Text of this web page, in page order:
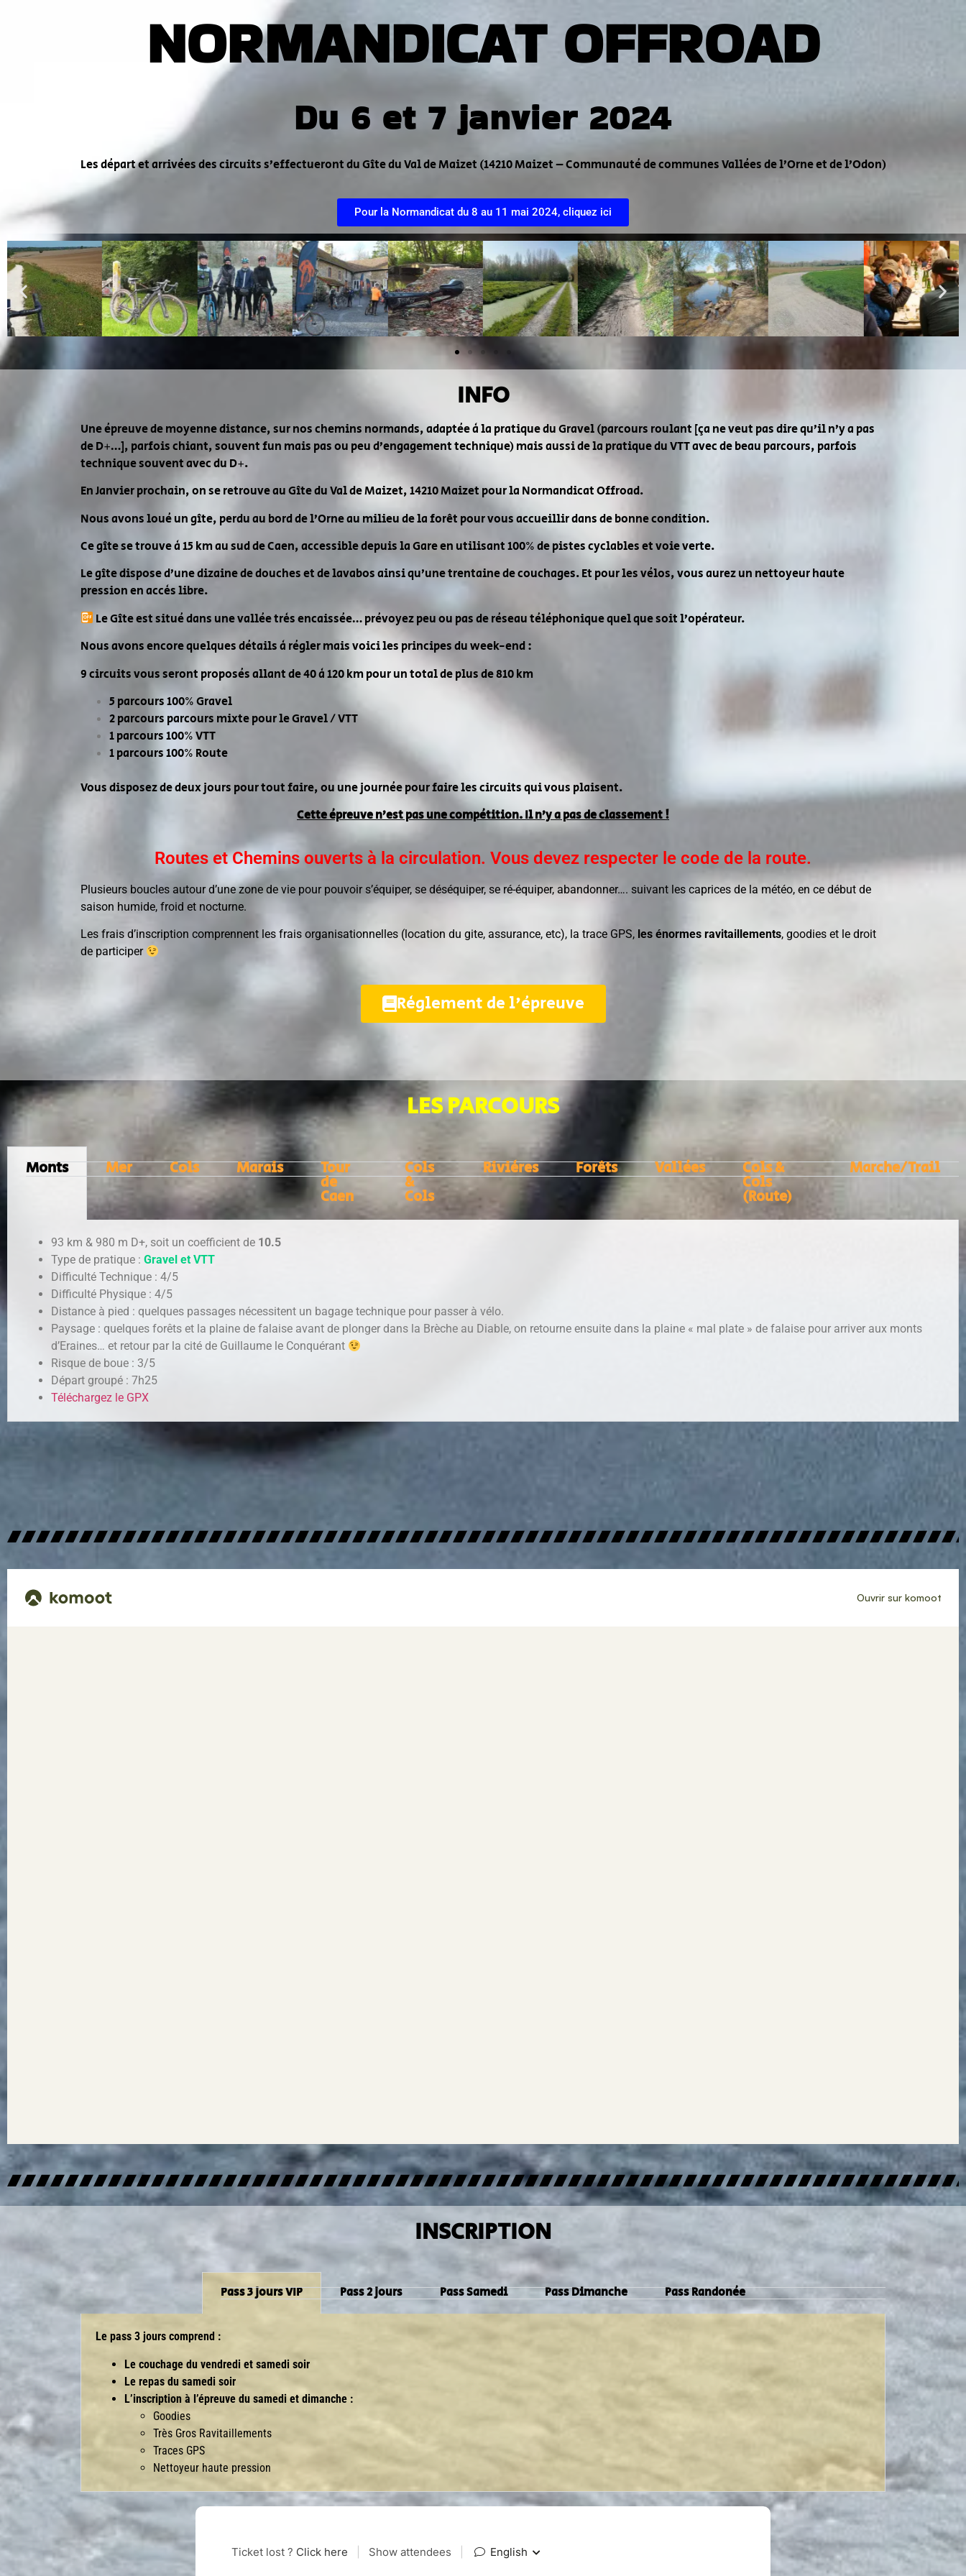
NORMANDICAT OFFROAD
Du 6 et 7 janvier 2024
Les départ et arrivées des circuits s’effectueront du Gîte du Val de Maizet (14210 Maizet – Communauté de communes Vallées de l’Orne et de l’Odon)
Pour la Normandicat du 8 au 11 mai 2024, cliquez ici
INFO
Une épreuve de moyenne distance, sur nos chemins normands, adaptée à la pratique du Gravel (parcours roulant [ça ne veut pas dire qu’il n’y a pas
de D+…], parfois chiant, souvent fun mais pas ou peu d’engagement technique) mais aussi de la pratique du VTT avec de beau parcours, parfois
technique souvent avec du D+.
En Janvier prochain, on se retrouve au Gîte du Val de Maizet, 14210 Maizet pour la Normandicat Offroad.
Nous avons loué un gîte, perdu au bord de l’Orne au milieu de la forêt pour vous accueillir dans de bonne condition.
Ce gîte se trouve à 15 km au sud de Caen, accessible depuis la Gare en utilisant 100% de pistes cyclables et voie verte.
Le gîte dispose d’une dizaine de douches et de lavabos ainsi qu’une trentaine de couchages. Et pour les vélos, vous aurez un nettoyeur haute
pression en accès libre.
Le Gîte est situé dans une vallée très encaissée… prévoyez peu ou pas de réseau téléphonique quel que soit l’opérateur.
Nous avons encore quelques détails à régler mais voici les principes du week-end :
9 circuits vous seront proposés allant de 40 à 120 km pour un total de plus de 810 km
5 parcours 100% Gravel
2 parcours parcours mixte pour le Gravel / VTT
1 parcours 100% VTT
1 parcours 100% Route
Vous disposez de deux jours pour tout faire, ou une journée pour faire les circuits qui vous plaisent.
Cette épreuve n’est pas une compétition. Il n’y a pas de classement !
Routes et Chemins ouverts à la circulation. Vous devez respecter le code de la route.​
Plusieurs boucles autour d’une zone de vie pour pouvoir s’équiper, se déséquiper, se ré-équiper, abandonner…. suivant les caprices de la météo, en ce début de
saison humide, froid et nocturne.
Les frais d’inscription comprennent les frais organisationnelles (location du gite, assurance, etc), la trace GPS, les énormes ravitaillements, goodies et le droit
de participer
Règlement de l'épreuve
LES PARCOURS
Monts Mer Cols Marais Tour
de
Caen
Cols
&
Cols
Rivières Forêts Vallées Cols &
Cols
(Route)
Marche/Trail
93 km & 980 m D+, soit un coefficient de 10.5
Type de pratique : Gravel et VTT
Difficulté Technique : 4/5
Difficulté Physique : 4/5
Distance à pied : quelques passages nécessitent un bagage technique pour passer à vélo.
Paysage : quelques forêts et la plaine de falaise avant de plonger dans la Brèche au Diable, on retourne ensuite dans la plaine « mal plate » de falaise pour arriver aux monts
d’Eraines… et retour par la cité de Guillaume le Conquérant
Risque de boue : 3/5
Départ groupé : 7h25
Téléchargez le GPX
INSCRIPTION
Pass 3 jours VIP Pass 2 jours Pass Samedi Pass Dimanche Pass Randonée
Le pass 3 jours comprend :
Le couchage du vendredi et samedi soir
Le repas du samedi soir
L’inscription à l’épreuve du samedi et dimanche :
Goodies
Très Gros Ravitaillements
Traces GPS
Nettoyeur haute pression